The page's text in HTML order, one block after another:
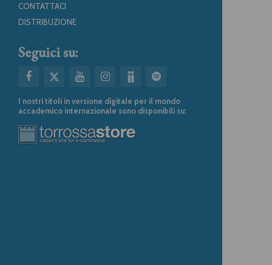
CONTATTACI
DISTRIBUZIONE
Seguici su:
I nostri titoli in versione digitale per il mondo
accademico internazionale sono disponibili su: